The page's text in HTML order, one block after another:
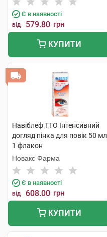
Є в наявності
від 579.80 грн
КУПИТИ
Навіблеф ТТО Інтенсивний
догляд пінка для повік 50 мл
1 флакон
Новакс Фарма
Є в наявності
від 608.00 грн
КУПИТИ